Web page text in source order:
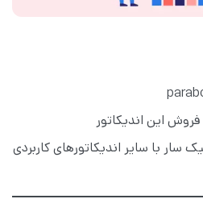
این اندیکاتور
سار با سایر اندیکاتورهای کاربردی